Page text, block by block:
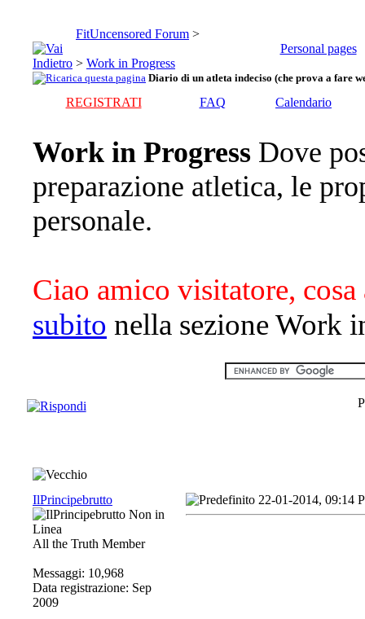
FitUncensored Forum >
Personal pages
> Work in Progress
Diario di un atleta indeciso (che prova a fare
REGISTRATI FAQ Calendario
Work in Progress Dove
preparazione atletica, le
personale.
Ciao amico visitatore, cosa
subito nella sezione Work
IlPrincipebrutto
All the Truth Member
Messaggi: 10,968
Data registrazione: Sep
2009
22-01-2014, 09:14